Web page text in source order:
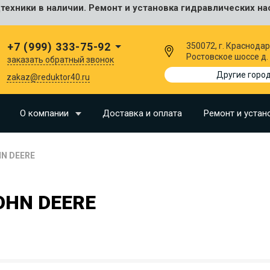
в наличии. Ремонт и установка гидравлических
+7 (999) 333-75-92
заказать обратный звонок
zakaz@reduktor40.ru
350072, г.
Ростовское шоссе
Другие
О компании Доставка и оплата Ремонт и
DEERE
DEERE